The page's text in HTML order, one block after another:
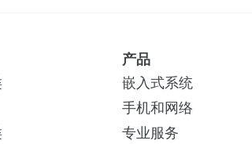
服务器 TS 1 端
解决方案简介
产品
嵌入式系统
手机和网络
专业服务